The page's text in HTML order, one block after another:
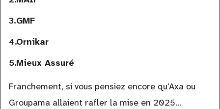
GMF
Ornikar
Mieux Assuré
Franchement, si vous pensiez encore qu’Axa ou
Groupama allaient rafler la mise en 2025…